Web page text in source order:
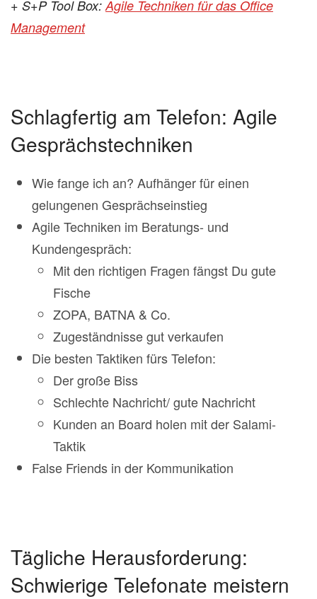
+ S+P Tool Box: Agile Techniken für das Office
Management
Schlagfertig am Telefon: Agile
Gesprächstechniken
Wie fange ich an? Aufhänger für einen
gelungenen Gesprächseinstieg
Agile Techniken im Beratungs- und
Kundengespräch:
Mit den richtigen Fragen fängst Du gute
Fische
ZOPA, BATNA & Co.
Zugeständnisse gut verkaufen
Die besten Taktiken fürs Telefon:
Der große Biss
Schlechte Nachricht/ gute Nachricht
Kunden an Board holen mit der Salami-
Taktik
False Friends in der Kommunikation
Tägliche Herausforderung:
Schwierige Telefonate meistern